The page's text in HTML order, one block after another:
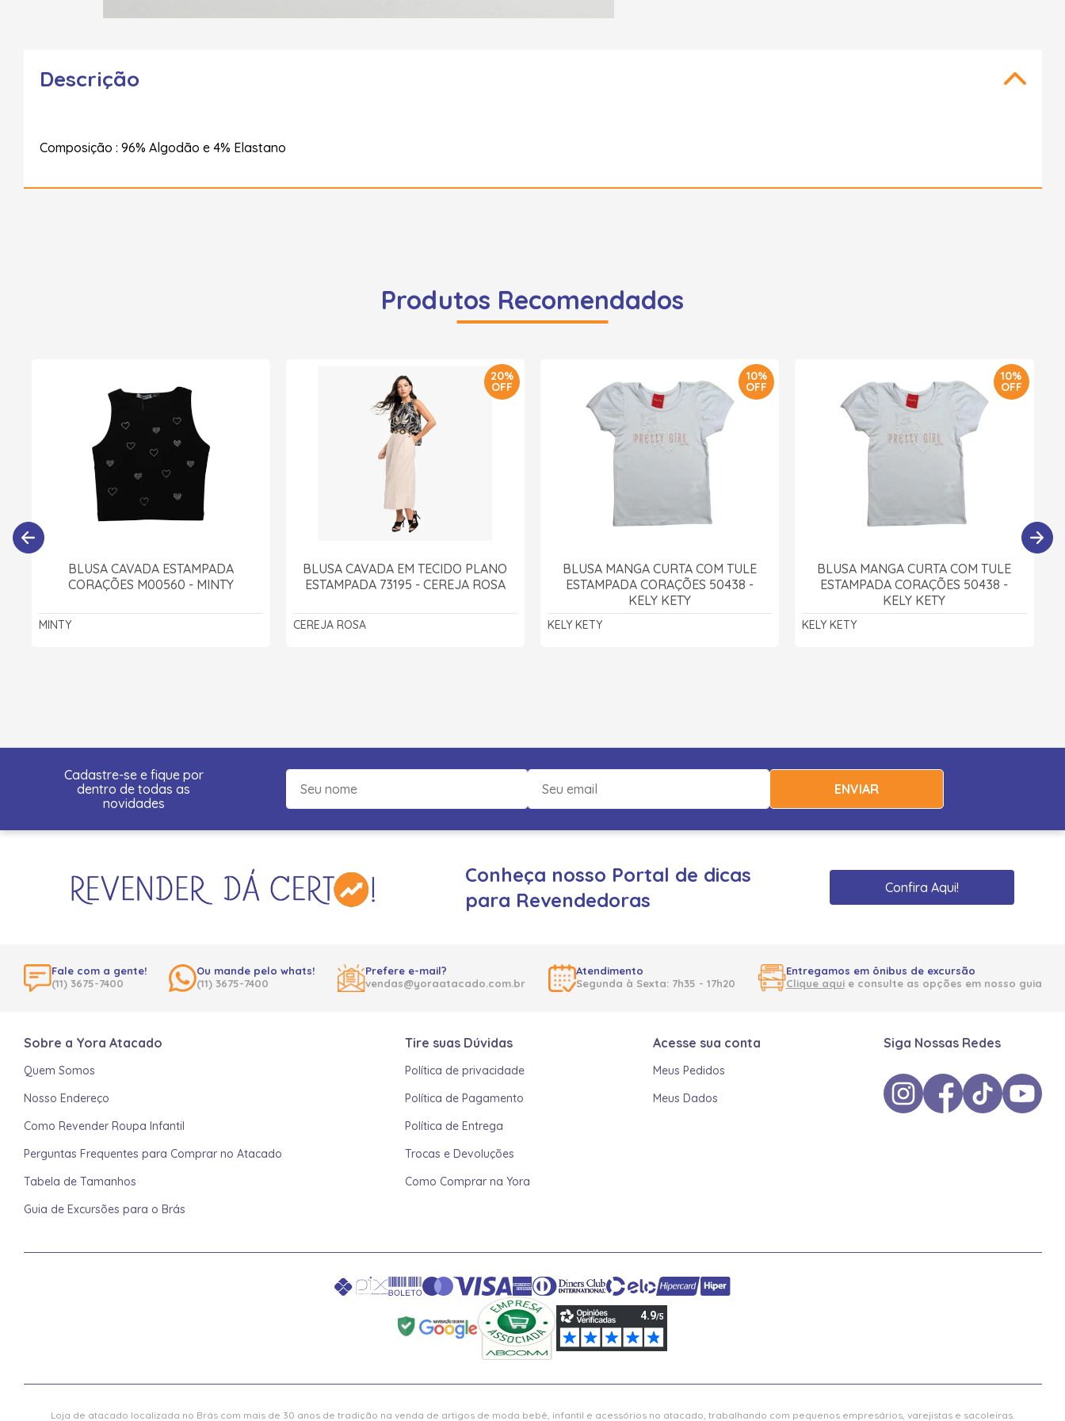
Descrição
Composição : 96% Algodão e 4% Elastano
Produtos Recomendados
BLUSA CAVADA ESTAMPADA
CORAÇÕES M00560 - MINTY
MINTY
20%
OFF
BLUSA CAVADA EM TECIDO PLANO
ESTAMPADA 73195 - CEREJA ROSA
CEREJA ROSA
10%
OFF
BLUSA MANGA CURTA COM TULE
ESTAMPADA CORAÇÕES 50438 -
KELY KETY
KELY KETY
10%
OFF
BLUSA MANGA CURTA COM TULE
ESTAMPADA CORAÇÕES 50438 -
KELY KETY
KELY KETY
Cadastre-se e fique por
dentro de todas as
novidades
ENVIAR
Conheça nosso Portal de dicas
para Revendedoras
Confira Aqui!
Fale com a gente!
(11) 3675-7400
Ou mande pelo whats!
(11) 3675-7400
Prefere e-mail?
vendas@yoraatacado.com.br
Atendimento
Segunda à Sexta: 7h35 - 17h20
Entregamos em ônibus de excursão
Clique aquie consulte as opções em nosso guia
Sobre a Yora Atacado
Quem Somos
Nosso Endereço
Como Revender Roupa Infantil
Perguntas Frequentes para Comprar no Atacado
Tabela de Tamanhos
Guia de Excursões para o Brás
Tire suas Dúvidas
Política de privacidade
Política de Pagamento
Política de Entrega
Trocas e Devoluções
Como Comprar na Yora
Acesse sua conta
Meus Pedidos
Meus Dados
Siga Nossas Redes
Loja de atacado localizada no Brás com mais de 30 anos de tradição na venda de artigos de moda bebê, infantil e acessórios no atacado, trabalhando com pequenos empresários, varejistas e sacoleiras.